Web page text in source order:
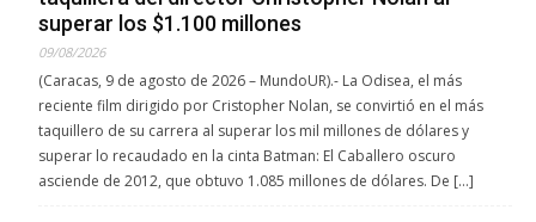
superar los $1.100 millones
09/08/2026
(Caracas, 9 de agosto de 2026 – MundoUR).- La Odisea, el más
reciente film dirigido por Cristopher Nolan, se convirtió en el más
taquillero de su carrera al superar los mil millones de dólares y
superar lo recaudado en la cinta Batman: El Caballero oscuro
asciende de 2012, que obtuvo 1.085 millones de dólares. De […]